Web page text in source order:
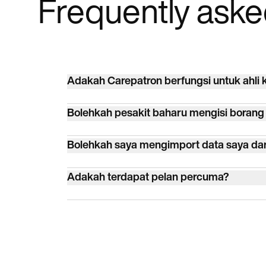
Frequently
Adakah Carepatron berfungsi untuk ahli
Ya. Carepatron digunakan oleh lebih 100
kesihatan bersekutu, perubatan dan
kiropraktik.
Bolehkah pesakit baharu mengisi
Ya. Hantar borang pengambilan melalui
mereka tiba.
Bolehkah saya mengimport data saya
Ya. Import daripada CSV, XLS atau XLSX.
platform seperti SimplePractice, Cliniko
Adakah terdapat pelan percuma?
Ya. Percuma dengan pelanggan tanpa